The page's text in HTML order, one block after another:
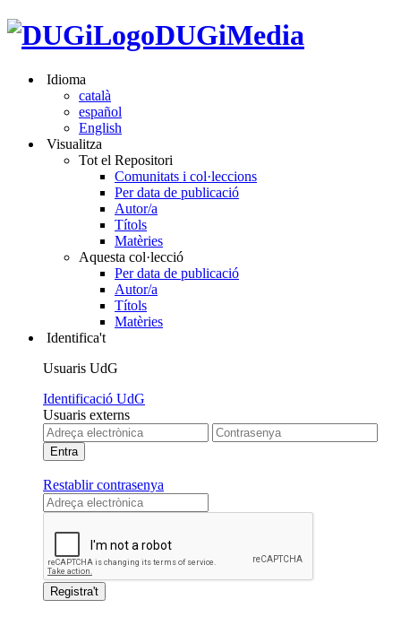
DUGiMedia
Idioma
català
español
English
Visualitza
Tot el Repositori
Comunitats i col·leccions
Per data de publicació
Autor/a
Títols
Matèries
Aquesta col·lecció
Per data de publicació
Autor/a
Títols
Matèries
Identifica't
Usuaris UdG
Identificació UdG
Usuaris externs
Restablir contrasenya